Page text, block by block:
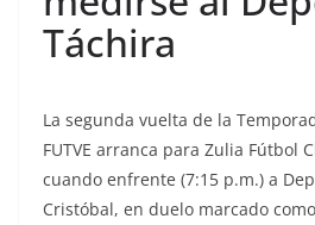
Táchira
La segunda vuelta de la
FUTVE arranca para Zulia Fútbol
cuando enfrente (7:15 p.m.) a
Cristóbal, en duelo marcado